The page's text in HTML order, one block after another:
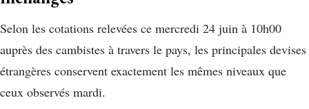
Selon les cotations relevées ce mercredi 24 juin à 10h00
auprès des cambistes à travers le pays, les principales devises
étrangères conservent exactement les mêmes niveaux que
ceux observés mardi.